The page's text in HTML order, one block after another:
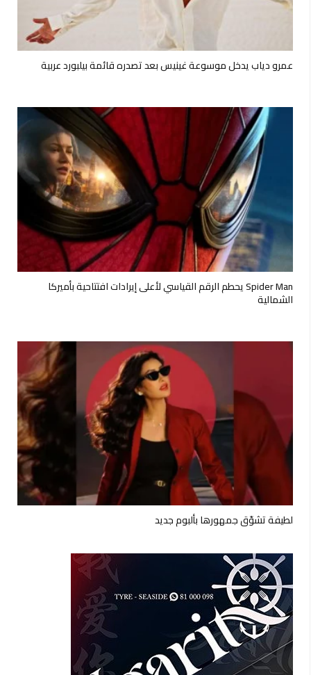
عمرو دياب يدخل موسوعة غينيس بعد تصدره قائمة بيلبورد عربية
Spider Man يحطم الرقم القياسي لأعلى إيرادات افتتاحية بأميركا
الشمالية
لطيفة تشوّق جمهورها بألبوم جديد